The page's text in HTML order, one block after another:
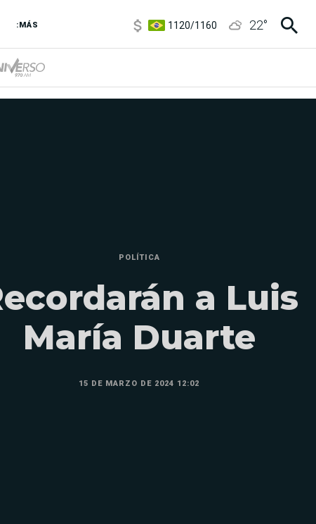
:MÁS
3,6/3,9
22°
POLÍTICA
a Luis
María Duarte
15 DE MARZO DE 2024 12:02